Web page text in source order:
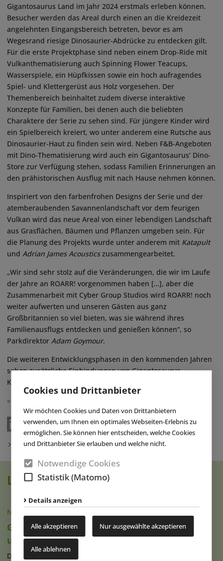
Cookies und Drittanbieter
Wir möchten Cookies und Daten von Drittanbietern
verwenden, um Ihnen ein optimales Webseiten-Erlebnis zu
ermöglichen. Sie können hier entscheiden, welche Cookies
und Drittanbieter Sie erlauben und welche nicht.
Notwendige Cookies
Statistik (Matomo)
Details anzeigen
Alle akzeptieren Nur ausgewählte akzeptieren
Alle ablehnen
Gigantosaurus Land im Jahr 2024 erstmals erleben können.
Besucher werden das Areal durch einen an die Kreidezeit
angelehnten Eingangsbereich betreten, bevor es am
Wegesrand riesige Dinosaurier-Abdrücke zu entdecken gilt.
Für die erste Projektphase sind neben einem Drop-Ride mit
Vulkanthematisierung auch Spinning Flower Teacups,
Wasserspiele, ein Hüpfkissen sowie ein hoch aufragendes
Spiel- und Klettergerüst aus Holz vorgesehen. Der
Themenbereich beinhaltet zudem diverse interaktive
Konzepte für Familien, bei denen auch die beliebten
Charaktere der Serie zu sehen sind. Für jüngere Kinder wird
ein Spielbereich kreiert, wo unter anderem eine Rutsche aus
Dinosaurier-Haut zu finden sein wird. Neben F&B-Angeboten
mit Dino-Thematisierung wird auch ein Gigantosaurus‘ Dino-
Store zur Verfügung stehen, sodass Familien Erinnerungen an
den prähistorischen Ausflug mit nach Hause nehmen können.
Inspiriert von den farbenfrohen Designs der Serie und der
atemberaubenden Savannenlandschaft vor dem feurigen
Vulkan wird das neue Areal von einer lebendigen Landschaft
aus Grasflächen, Bäumen und Pflanzen umgeben sein. Für
die Planung des Projekts wurde unter anderem mit Katapult
und Adrian James Acousticszusammengearbeitet.
„Wir sind sehr stolz auf die Veränderungen, die wir im Laufe
der Jahre an ROARR! vorgenommen haben […], aber die
Zusammenarbeit mit Cyber Group Studios wird ROARR! noch
weiter aufwerten und unseren Gästen aus ganz
Großbritannien so viel bieten, was sie während ihres
Familienausflugs entdecken und genießen können“, so
Parkdirektor Adam Goymour.
Die weiteren Entwicklungsphasen in den kommenden Jahren
sehen zusätzliche Einbindungen von Gigantosaurus-
Konzepten in den Park vor.
« Zurück
Newsletter abonnieren
Lesen Sie auch
NACHRICHTEN
GB: ROARR! Dinosaur Adventure plant
umfangreiche Erweiterung
Der rund 34 Hektar (85 Acre) große, von der Familie Goymour